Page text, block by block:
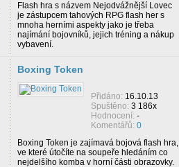
Flash hra s názvem Nejodvážnější Lovec
je zástupcem tahových RPG flash her s
mnoha herními aspekty jako je třeba
najímání bojovníků, jejich tréning a nákup
vybavení.
Boxing Token
Přidáno: 16.10.13
Spuštěno: 3 186x
Hodnocení: -
Komentářů: 0
Boxing Token je zajímavá bojová flash hra,
ve které útočíte na soupeře hledáním co
nejdelšího komba v horní části obrazovky.